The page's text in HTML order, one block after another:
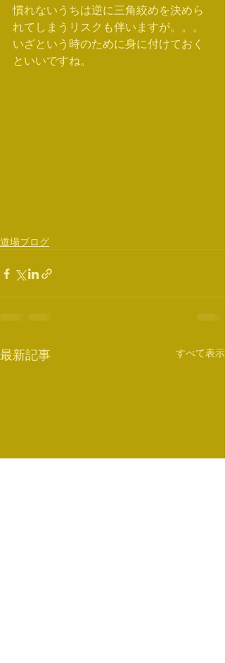
慣れないうちは逆に三角絞めを決めら
れてしまうリスクも伴いますが。。。
いざという時のために身に付けておく
といいですね。
道場ブログ
最新記事 すべて表示